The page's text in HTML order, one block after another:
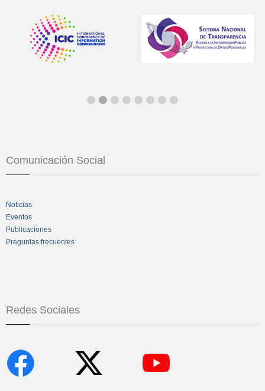
Comunicación Social
Noticias
Eventos
Publicaciones
Preguntas frecuentes
Redes Sociales